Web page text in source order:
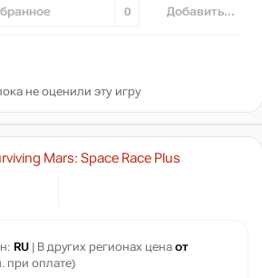
0 Добавить...
не оценили эту игру
Mars: Space Race Plus
RU | В других регионах цена от
при оплате)